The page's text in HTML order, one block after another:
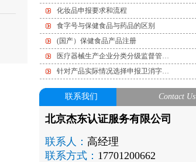
化妆品申报要求和流程
食字号与保健食品与药品的区别
(国产）保健食品产品注册
医疗器械生产企业分类分级监督管…
针对产品实际情况选择申报卫消字…
联系我们 Contact Us
北京杰东认证服务有限公司
联系人： 高经理
联系方式： 17701200662